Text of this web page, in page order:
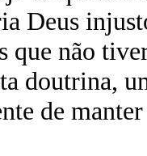
Deus
que não
doutrina,
de